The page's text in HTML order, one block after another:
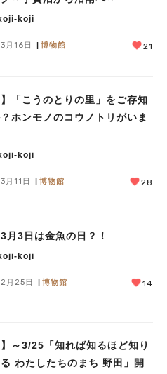
koji
月16日 博物館 21
】「こうのとりの里」をご存知
ホンモノのコウノトリがいま
koji
月11日 博物館 28
3月3日は金魚の日？！
koji
月25日 博物館 14
】～3/25「知れば知るほど知り
わたしたちのまち 野田」開